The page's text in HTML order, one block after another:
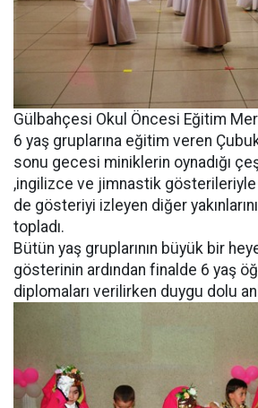
Gülbahçesi Okul Öncesi Eğitim
6 yaş gruplarına eğitim veren
sonu gecesi miniklerin oynadığı
,ingilizce ve jimnastik
de gösteriyi izleyen diğer
topladı.
Bütün yaş gruplarının büyük bir
gösterinin ardından finalde 6 yaş
diplomaları verilirken duygu dolu